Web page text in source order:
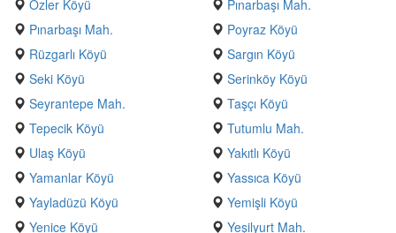
Özler Köyü
Pınarbaşı Mah.
Pınarbaşı Mah.
Poyraz Köyü
Rüzgarlı Köyü
Sargın Köyü
Seki Köyü
Serinköy Köyü
Seyrantepe Mah.
Taşçı Köyü
Tepecik Köyü
Tutumlu Mah.
Ulaş Köyü
Yakıtlı Köyü
Yamanlar Köyü
Yassıca Köyü
Yayladüzü Köyü
Yemişli Köyü
Yenice Köyü
Yeşilyurt Mah.